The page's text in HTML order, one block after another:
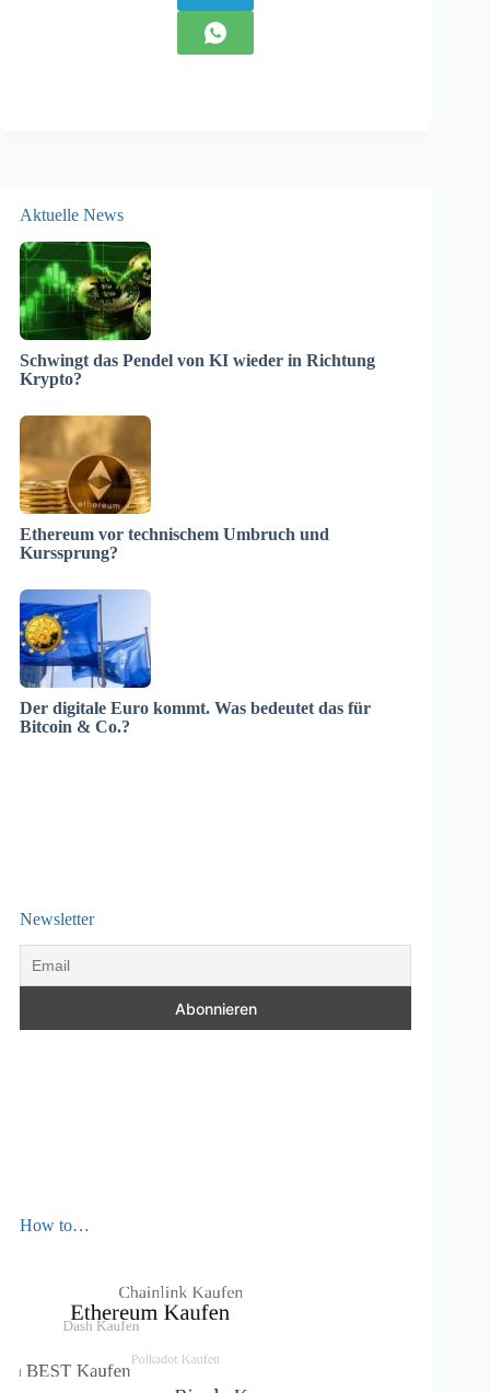
Aktuelle News
Schwingt das Pendel von KI wieder in Richtung
Krypto?
Ethereum vor technischem Umbruch und
Kurssprung?
Der digitale Euro kommt. Was bedeutet das für
Bitcoin & Co.?
Newsletter
How to…